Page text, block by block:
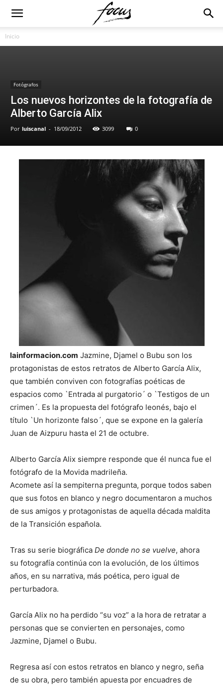
Inicio
Fotógrafos
Los nuevos horizontes de la fotografía de
Alberto García Alix
Por luiscanal - 18/09/2012 3099 0
lainformacion.com Jazmine, Djamel o Bubu son los
protagonistas de estos retratos de Alberto García Alix,
que también conviven con fotografías poéticas de
espacios como `Entrada al purgatorio´ o `Testigos de un
crimen´. Es la propuesta del fotógrafo leonés, bajo el
título `Un horizonte falso´, que se expone en la galería
Juan de Aizpuru hasta el 21 de octubre.
Alberto García Alix siempre responde que él nunca fue el
fotógrafo de la Movida madrileña.
Acomete así la sempiterna pregunta, porque todos saben
que sus fotos en blanco y negro documentaron a muchos
de sus amigos y protagonistas de aquella década maldita
de la Transición española.
Tras su serie biográfica De donde no se vuelve, ahora
su fotografía continúa con la evolución, de los últimos
años, en su narrativa, más poética, pero igual de
perturbadora.
García Alix no ha perdido “su voz” a la hora de retratar a
personas que se convierten en personajes, como
Jazmine, Djamel o Bubu.
Regresa así con estos retratos en blanco y negro, seña
de su obra, pero también apuesta por encuadres de